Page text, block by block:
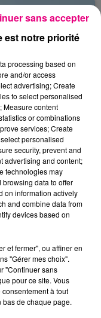
dans le
est notre priorité
processing based on
and/or access
advertising; Create
to select personalised
Measure content
or combinations
services; Create
personalised
security, prevent and
advertising and content;
technologies may
data to offer
on information actively
and combine data from
devices based on
et fermer", ou affiner en
"Gérer mes choix".
"Continuer sans
pour ce site. Vous
à tout
bas de chaque page.
sans accepter